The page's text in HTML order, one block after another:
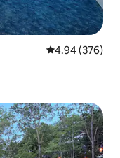
レビュー376
4.94 (376)